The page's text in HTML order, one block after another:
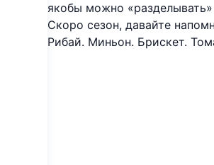
якобы можно
Скоро сезон, давайте
Рибай. Миньон. Брискет.